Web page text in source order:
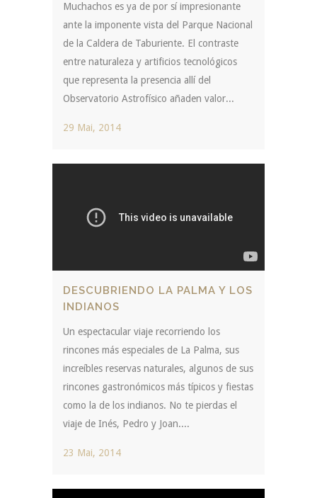
Muchachos es ya de por sí impresionante
ante la imponente vista del Parque Nacional
de la Caldera de Taburiente. El contraste
entre naturaleza y artificios tecnológicos
que representa la presencia allí del
Observatorio Astrofísico añaden valor...
29 Mai, 2014
DESCUBRIENDO LA PALMA Y LOS
INDIANOS
Un espectacular viaje recorriendo los
rincones más especiales de La Palma, sus
increíbles reservas naturales, algunos de sus
rincones gastronómicos más típicos y fiestas
como la de los indianos. No te pierdas el
viaje de Inés, Pedro y Joan....
23 Mai, 2014